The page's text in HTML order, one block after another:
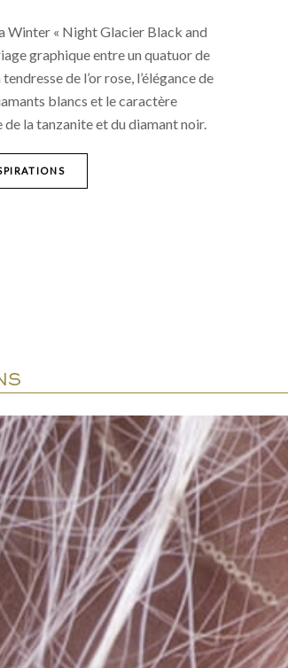
Winter « Night Glacier Black and
graphique entre un quatuor de
de l’or rose, l’élégance de
blancs et le caractère
la tanzanite et du diamant noir.